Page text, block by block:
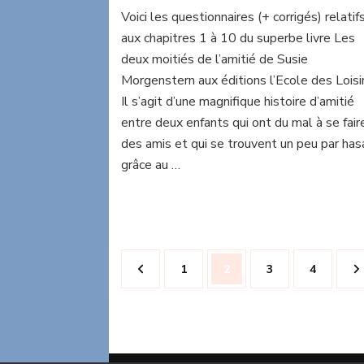
deux
moitiés
de
l’amitié
Voici les questionnaires (+ corrigés) relatifs
aux chapitres 1 à 10 du superbe livre Les
deux moitiés de l’amitié de Susie
Morgenstern aux éditions l’Ecole des
Il s’agit d’une magnifique histoire d’amitié
entre deux enfants qui ont du mal à se
des amis et qui se trouvent un peu par
grâce au …
Pagination
des
Page
1 Page
2 Page
3 Page
4